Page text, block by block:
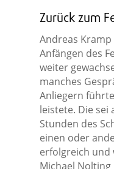
Zurück zum
Andreas
Anfängen des
weiter
manches
Anliegern
leistete. Die sei
Stunden des
einen oder
erfolgreich und
Michael